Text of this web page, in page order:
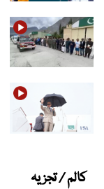
کالم / تجزیہ